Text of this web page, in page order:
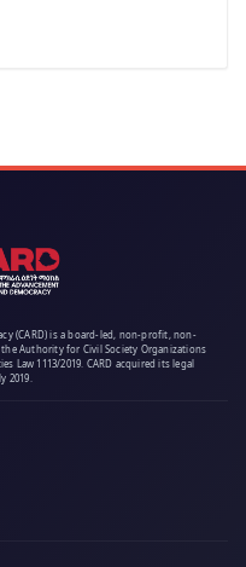
(CARD) is a board-led, non-profit, non-
Authority for Civil Society Organizations
Law 1113/2019. CARD acquired its legal
2019.